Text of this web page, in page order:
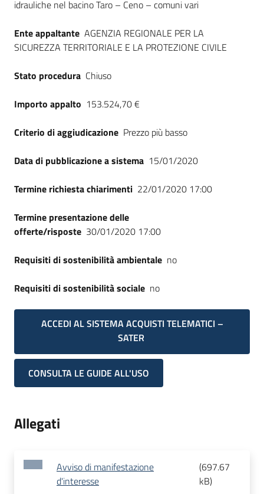
idrauliche nel bacino Taro – Ceno – comuni vari
Ente appaltante AGENZIA REGIONALE PER LA
SICUREZZA TERRITORIALE E LA PROTEZIONE CIVILE
Stato procedura Chiuso
Importo appalto 153.524,70 €
Criterio di aggiudicazione Prezzo più basso
Data di pubblicazione a sistema 15/01/2020
Termine richiesta chiarimenti 22/01/2020 17:00
Termine presentazione delle
offerte/risposte 30/01/2020 17:00
Requisiti di sostenibilità ambientale no
Requisiti di sostenibilità sociale no
ACCEDI AL SISTEMA ACQUISTI TELEMATICI –
SATER
CONSULTA LE GUIDE ALL'USO
Allegati
Avviso di manifestazione
d'interesse
(697.67
kB)